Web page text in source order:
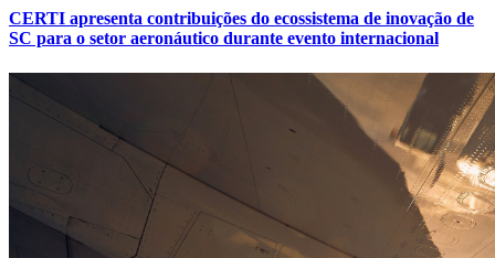
CERTI apresenta contribuições do ecossistema de inovação de
SC para o setor aeronáutico durante evento internacional